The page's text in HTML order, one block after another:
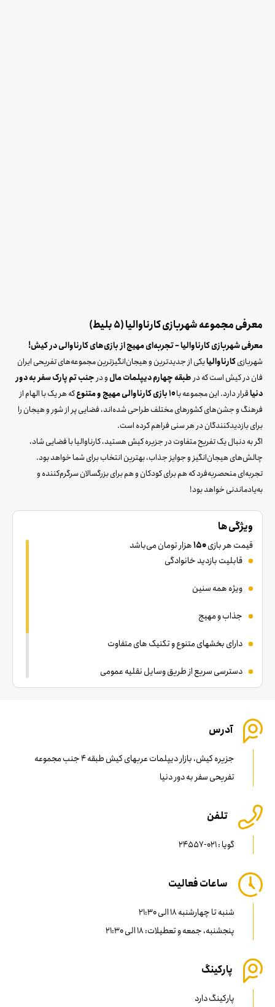
معرفی مجموعه شهربازی کارناوالیا (5 بلیط)
معرفی شهربازی کارناوالیا – تجربه‌ای مهیج از بازی‌های کارناوالی در کیش!
شهربازیکارناوالیایکی از جدیدترین و هیجان‌انگیزترین مجموعه‌های تفریحی ایران
فان در کیش است که درطبقه چهارم دیپلمات مالو درجنب تم پارک سفر به دور
دنیاقرار دارد. این مجموعه با۱۰ بازی کارناوالی مهیج و متنوع
که هر یک با الهام از
فرهنگ و جشن‌های کشورهای مختلف طراحی شده‌اند، فضایی پر از شور و هیجان را
برای بازدیدکنندگان در هر سنی فراهم کرده است.
اگر به دنبال یک تفریح متفاوت در جزیره کیش هستید، کارناوالیا با فضایی شاد،
چالش‌های هیجان‌انگیز و جوایز جذاب، بهترین انتخاب برای شما خواهد بود.
تجربه‌ای منحصر‌به‌فرد که هم برای کودکان و هم برای بزرگسالان سرگرم‌کننده و
به‌یادماندنی خواهد بود!
ویژگی ها
قیمت هر بازی150هزار تومان می‌باشد
قابلیت بازدید خانوادگی
ویژه همه سنین
جذاب و مهیج
دارای بخشهای متنوع و تکنیک های متفاوت
دسترسی سریع از طریق وسایل نقلیه عمومی
مکان مناسب پارک خودرو
آدرس
جزیره کیش، بازار دیپلمات عربهای کیش طبقه 4 جنب مجموعه
تفریحی سفر به دور دنیا
تلفن
گویا : 021-24557
ساعات فعالیت
شنبه تا چهارشنبه 18 الی 21:30
پنجشنبه، جمعه و تعطیلات: 18 الی 21:30
پارکینگ
پارکینگ دارد